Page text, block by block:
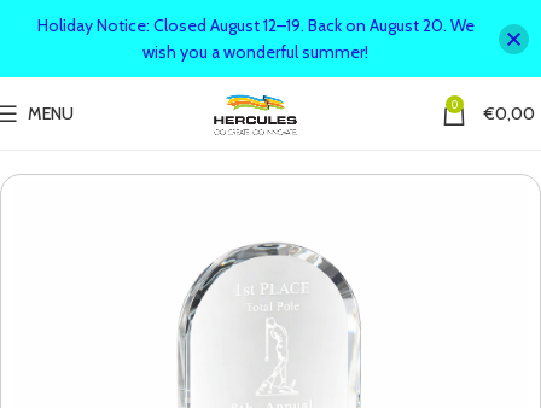
MENU 0 €0,00
Holiday Notice: Closed August 12–19. Back on August 20. We
wish you a wonderful summer!